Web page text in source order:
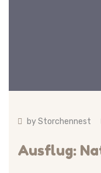
byStorchennest
Ausflug: